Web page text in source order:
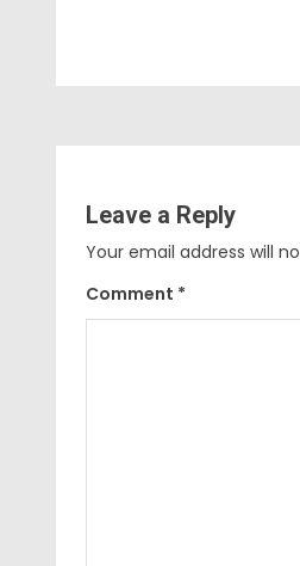
Leave a Reply
Your email address will
Comment *